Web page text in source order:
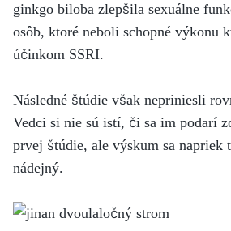
ginkgo biloba zlepšila sexuálne
osôb, ktoré neboli schopné výkonu
účinkom SSRI.
Následné štúdie však nepriniesli
Vedci si nie sú istí, či sa im podarí
prvej štúdie, ale výskum sa napriek
nádejný.